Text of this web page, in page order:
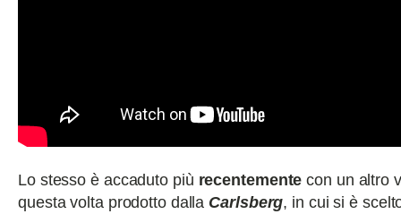
Lo stesso è accaduto più recentemente con un altro
questa volta prodotto dalla Carlsberg, in cui si è